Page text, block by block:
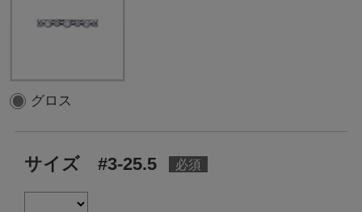
グロス
サイズ #3-25.5